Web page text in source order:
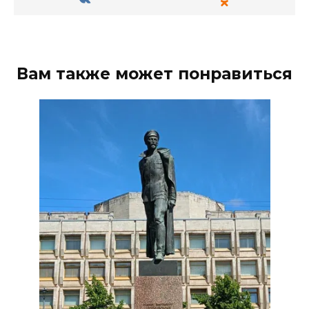
Вам также может понравиться